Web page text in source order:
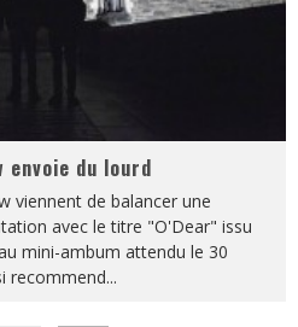
envoie du lourd
viennent de balancer une
avec le titre "O'Dear" issu
mini-ambum attendu le 30
recommend...